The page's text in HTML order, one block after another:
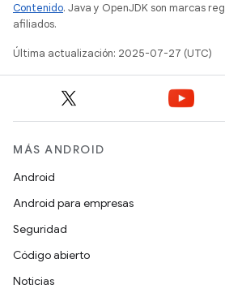
Contenido. Java y OpenJDK son marcas
afiliados.
Última actualización: 2025-07-27 (UTC)
MÁS ANDROID
Android
Android para empresas
Seguridad
Código abierto
Noticias